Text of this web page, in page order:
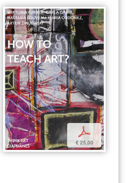
p
€ 25,00